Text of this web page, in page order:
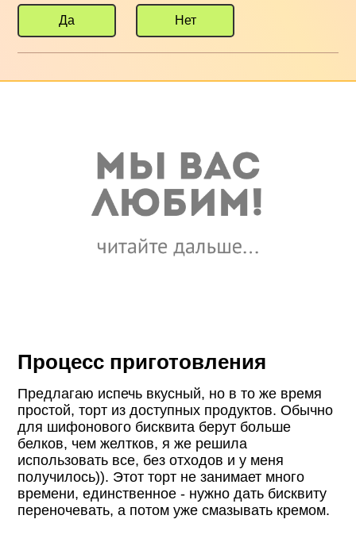
Да Нет
Процесс приготовления
Предлагаю испечь вкусный, но в то же время
простой, торт из доступных продуктов. Обычно
для шифонового бисквита берут больше
белков, чем желтков, я же решила
использовать все, без отходов и у меня
получилось)). Этот торт не занимает много
времени, единственное - нужно дать бисквиту
переночевать, а потом уже смазывать кремом.